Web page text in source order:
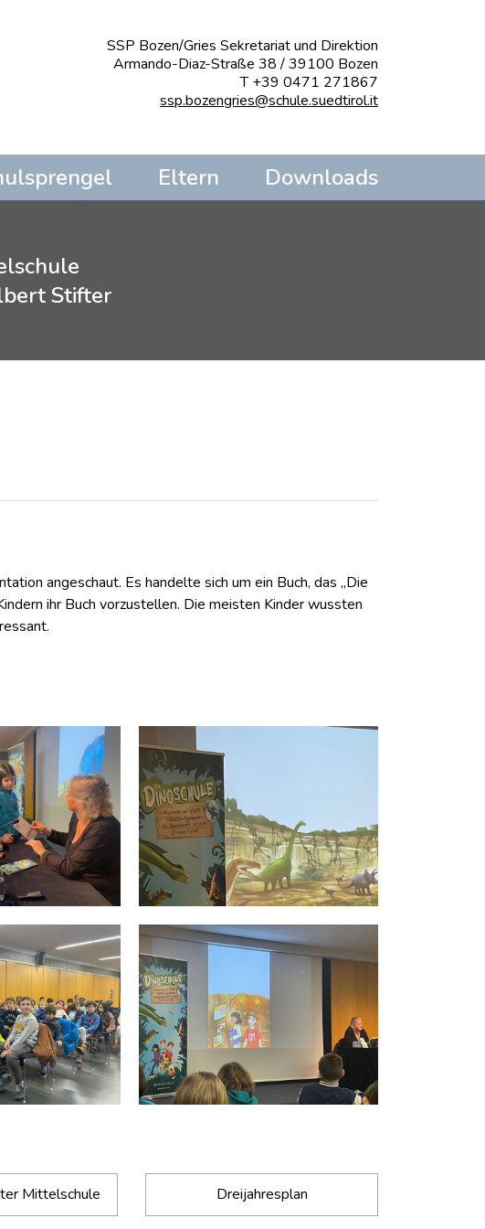
SSP Bozen/Gries Sekretariat und Direktion
Armando-Diaz-Straße 38 / 39100 Bozen
T +39 0471 271867
ssp.bozengries@schule.suedtirol.it
Eltern Downloads
Stifter
angeschaut. Es handelte sich um ein Buch, das „Die
ihr Buch vorzustellen. Die meisten Kinder wussten
Mittelschule Dreijahresplan